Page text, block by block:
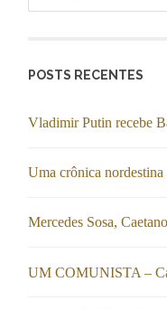
POSTS RECENTES
Vladimir Putin recebe
Uma crônica nordestina
Mercedes Sosa,
UM COMUNISTA –